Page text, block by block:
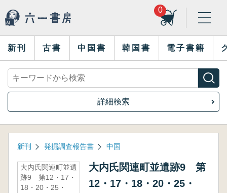
0
新刊 古書 中国書 韓国書 電子書籍
詳細検索
新刊 発掘調査報告書 中国
大内氏関連町並遺
跡9 第12・17・
18・20・25・
大内氏関連町並遺跡9 第
12・17・18・20・25・